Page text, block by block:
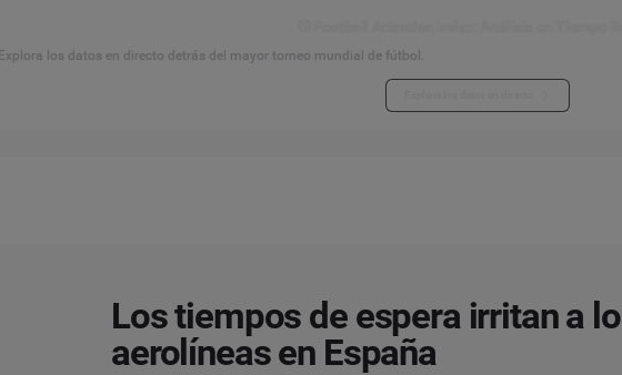
Explora los datos en directo detrás del mayor torneo mundial de fútbol.
Los tiempos de espera irritan a
aerolíneas en España